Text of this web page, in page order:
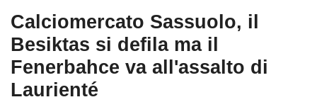
Calciomercato Sassuolo, il
Besiktas si defila ma il
Fenerbahce va all'assalto di
Laurienté